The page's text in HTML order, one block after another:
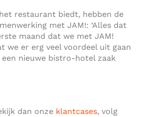
restaurant biedt, hebben de
met JAM!: ‘Alles dat
maand dat we met JAM!
we er erg veel voordeel uit gaan
een nieuwe bistro-hotel zaak
dan onze klantcases, volg